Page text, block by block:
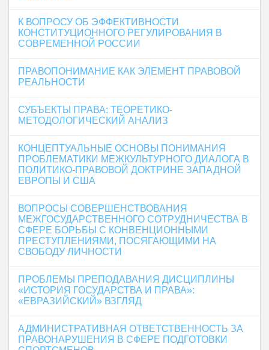
К ВОПРОСУ ОБ ЭФФЕКТИВНОСТИ
КОНСТИТУЦИОННОГО РЕГУЛИРОВАНИЯ В
СОВРЕМЕННОЙ РОССИИ
ПРАВОПОНИМАНИЕ КАК ЭЛЕМЕНТ ПРАВОВОЙ
РЕАЛЬНОСТИ
СУБЪЕКТЫ ПРАВА: ТЕОРЕТИКО-
МЕТОДОЛОГИЧЕСКИЙ АНАЛИЗ
КОНЦЕПТУАЛЬНЫЕ ОСНОВЫ ПОНИМАНИЯ
ПРОБЛЕМАТИКИ МЕЖКУЛЬТУРНОГО ДИАЛОГА В
ПОЛИТИКО-ПРАВОВОЙ ДОКТРИНЕ ЗАПАДНОЙ
ЕВРОПЫ И США
ВОПРОСЫ СОВЕРШЕНСТВОВАНИЯ
МЕЖГОСУДАРСТВЕННОГО СОТРУДНИЧЕСТВА В
СФЕРЕ БОРЬБЫ С КОНВЕНЦИОННЫМИ
ПРЕСТУПЛЕНИЯМИ, ПОСЯГАЮЩИМИ НА
СВОБОДУ ЛИЧНОСТИ
ПРОБЛЕМЫ ПРЕПОДАВАНИЯ ДИСЦИПЛИНЫ
«ИСТОРИЯ ГОСУДАРСТВА И ПРАВА»:
«ЕВРАЗИЙСКИЙ» ВЗГЛЯД
АДМИНИСТРАТИВНАЯ ОТВЕТСТВЕННОСТЬ ЗА
ПРАВОНАРУШЕНИЯ В СФЕРЕ ПОДГОТОВКИ